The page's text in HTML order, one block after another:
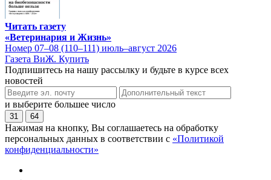
Читать газету
«Ветеринария и Жизнь»
Номер 07–08 (110–111) июль–август 2026
Газета ВиЖ. Купить
Подпишитесь на нашу рассылку и будьте в курсе всех
новостей
и выберите большее число
31 64
Нажимая на кнопку, Вы соглашаетесь на обработку
персональных данных в соответствии с «Политикой
конфиденциальности»